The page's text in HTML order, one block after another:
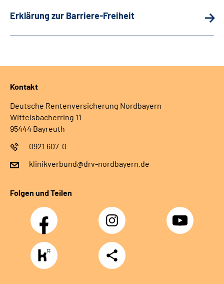
Erklärung zur Barriere-Freiheit
Kontakt
Deutsche Rentenversicherung Nordbayern
Wittelsbacherring 11
95444 Bayreuth
0921 607-0
klinikverbund@drv-nordbayern.de
Folgen und Teilen
Facebook Instagram Youtube
https://www.kununu.com/de/deutsche-
rentenversicherung-
nordbayern6
Teilen